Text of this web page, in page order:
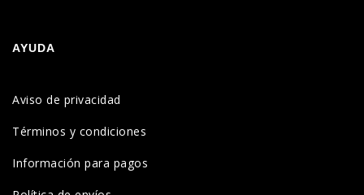
AYUDA
Aviso de privacidad
Términos y condiciones
Información para pagos